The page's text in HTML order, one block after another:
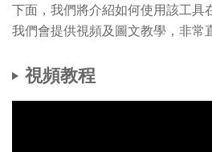
下面，我們將介紹如何使用該工具
我們會提供視頻及圖文教學，非常
視頻教程